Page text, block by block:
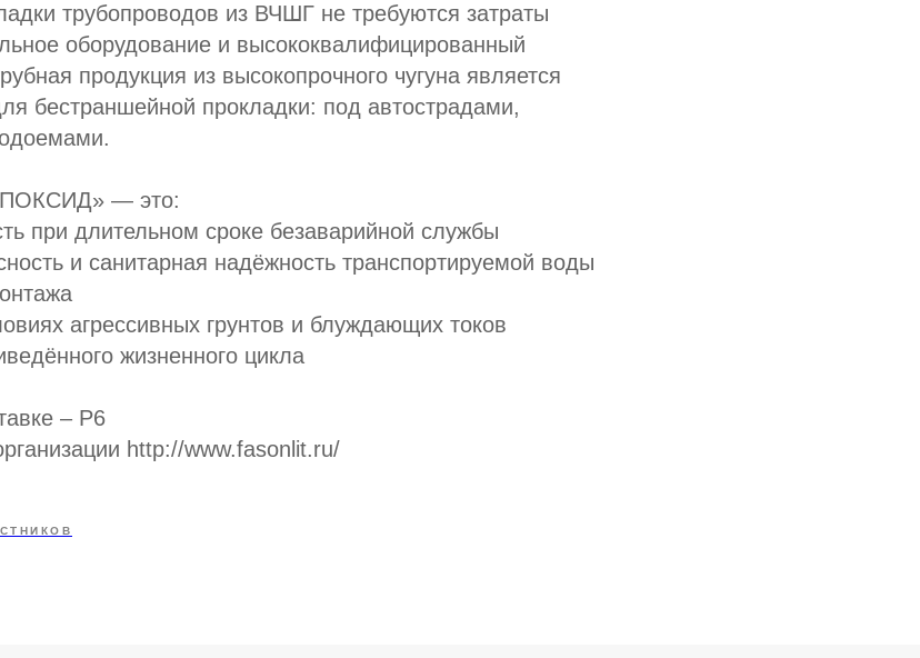
трубопроводов из ВЧШГ не требуются затраты
оборудование и высококвалифицированный
продукция из высокопрочного чугуна является
бестраншейной прокладки: под автострадами,
— это:
при длительном сроке безаварийной службы
и санитарная надёжность транспортируемой воды
агрессивных грунтов и блуждающих токов
жизненного цикла
– P6
http://www.fasonlit.ru/